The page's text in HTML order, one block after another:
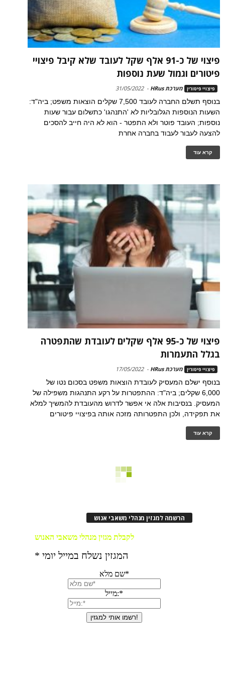
פיצוי של כ-91 אלף שקל לעובד שלא קיבל פיצויי
פיטורים וגמול שעת נוספות
פיצויי פיטורין מערכת HRus -
31/05/2022
בנוסף תשלם החברה לעובד 7,500 שקלים הוצאות משפט; ביה"ד:
השעות הנוספות הגלובליות לא 'התנהגו' כתשלום עבור שעות
נוספות; העובד פוטר ולא התפטר - הוא לא היה חייב להסכים
להצעה לעבור לעבוד בחברה אחרת
קרא עוד
פיצוי של כ-95 אלף שקלים לעובדת שהתפטרה
בגלל התעמרות
פיצויי פיטורין מערכת HRus -
17/05/2022
בנוסף ישלם המעסיק לעובדת הוצאות משפט בסכום נטו של
6,000 שקלים; ביה"ד: ההתפטרות על רקע התנהגות משפילה של
המעסיק. בנסיבות אלה אי אפשר לדרוש מהעובדת להמשיך למלא
את תפקידה, ולכן התפטרותה מזכה אותה בפיצויי פיטורים
קרא עוד
הרשמה למגזין מנהלי משאבי אנוש